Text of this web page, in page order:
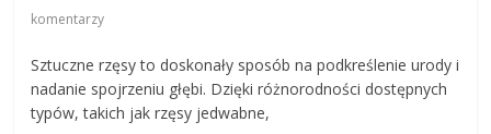
komentarzy
Sztuczne rzęsy to doskonały sposób na podkreślenie urody i
nadanie spojrzeniu głębi. Dzięki różnorodności dostępnych
typów, takich jak rzęsy jedwabne,